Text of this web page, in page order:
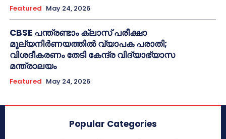
Featured May 24, 2026
CBSE പന്ത്രണ്ടാം ക്ലാസ് പരീക്ഷാ
മൂല്യനിർണയത്തിൽ വ്യാപക പരാതി;
വിശദീകരണം തേടി കേന്ദ്ര വിദ്യാഭ്യാസ
മന്ത്രാലയം
Featured May 24, 2026
Popular Categories